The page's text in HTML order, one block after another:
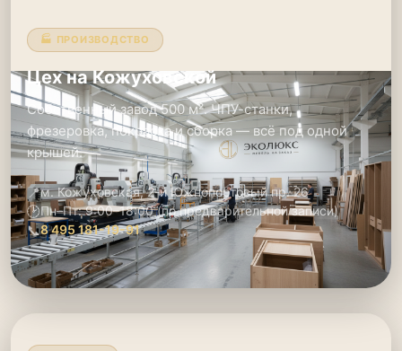
🏭 ПРОИЗВОДСТВО
Цех на Кожуховской
Собственный завод 500 м². ЧПУ-станки,
фрезеровка, покраска и сборка — всё под одной
крышей.
📍м. Кожуховская, 2-й Южнопортовый пр. 26
🕑Пн–Пт: 9:00–18:00 (по предварительной записи)
📞8 495 181-19-91